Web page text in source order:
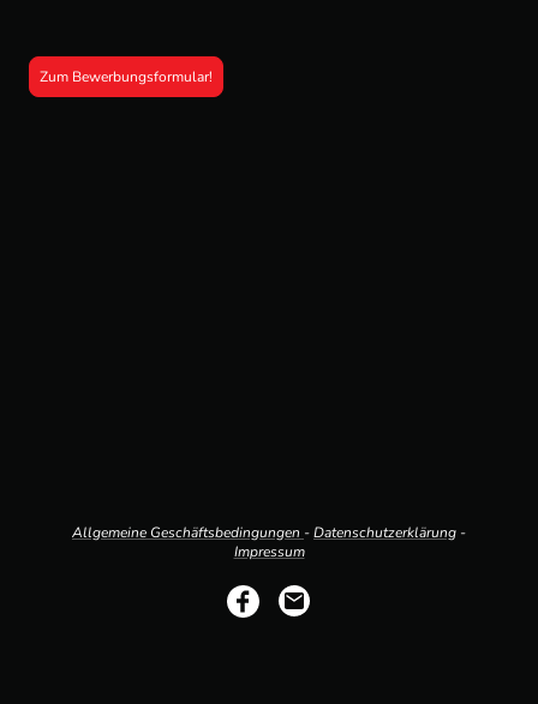
Zum Bewerbungsformular!
Allgemeine Geschäftsbedingungen -Datenschutzerklärung -
Impressum